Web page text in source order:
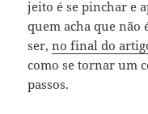
jeito é se pinchar e
quem acha que não
ser,no final do
como se tornar um
passos.